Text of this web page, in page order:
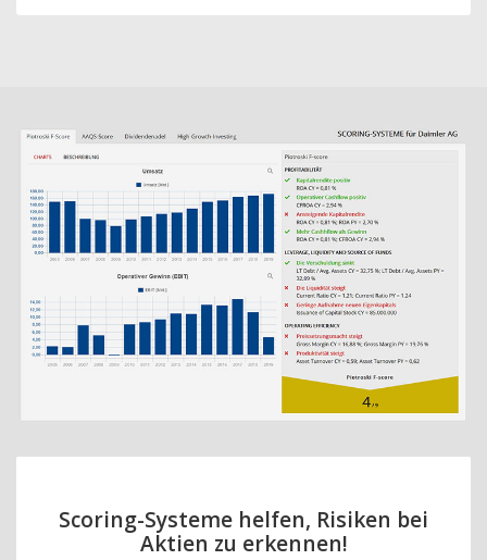
Scoring-Systeme helfen, Risiken bei
Aktien zu erkennen!